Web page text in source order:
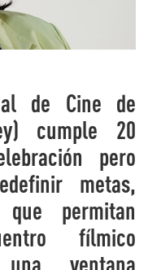
de Cine de
cumple 20
pero
metas,
permitan
fílmico
ventana